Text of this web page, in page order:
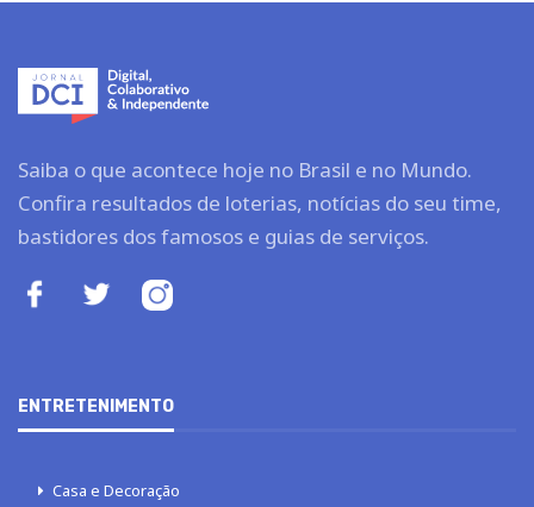
Saiba o que acontece hoje no Brasil e no Mundo.
Confira resultados de loterias, notícias do seu time,
bastidores dos famosos e guias de serviços.
ENTRETENIMENTO
Casa e Decoração